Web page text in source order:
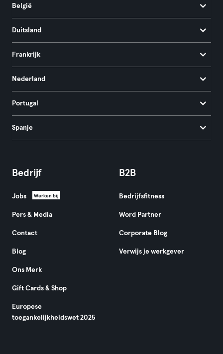
België
Duitsland
Frankrijk
Nederland
Portugal
Spanje
Bedrijf
Jobs Werken bij
Pers & Media
Contact
Blog
Ons Merk
Gift Cards & Shop
Europese
toegankelijkheidswet 2025
B2B
Bedrijfsfitness
Word Partner
Corporate Blog
Verwijs je werkgever